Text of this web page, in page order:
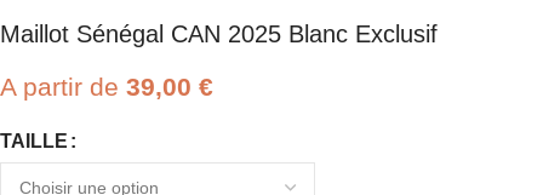
Maillot Sénégal CAN 2025 Blanc Exclusif
A partir de 39,00 €
TAILLE